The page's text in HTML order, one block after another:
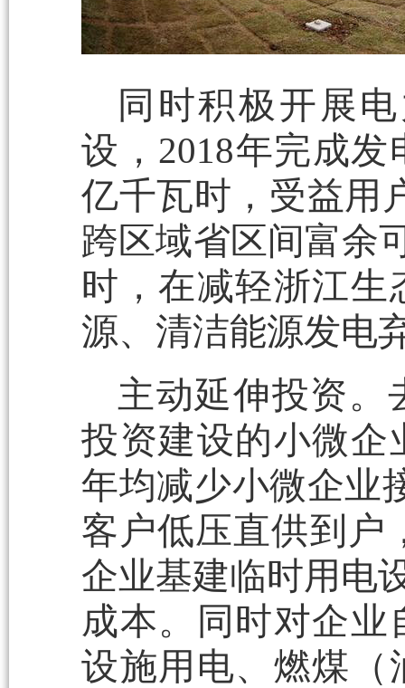
同时积极开展
设，2018年完成
亿千瓦时，受益用
跨区域省区间富余
时，在减轻浙江
源、清洁能源发电
主动延伸投资。
投资建设的小微企
年均减少小微企业
客户低压直供到户
企业基建临时用电
成本。同时对企
设施用电、燃煤（